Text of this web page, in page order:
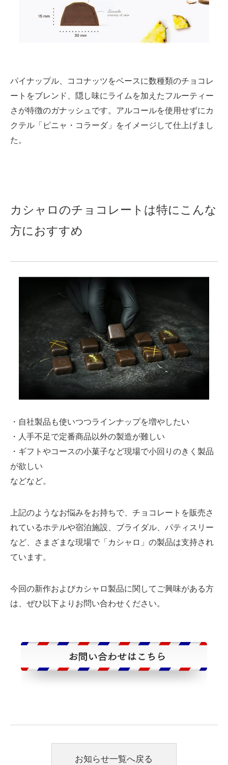
パイナップル、ココナッツをベースに数種類のチョコレ
ートをブレンド、隠し味にライムを加えたフルーティー
さが特徴のガナッシュです。アルコールを使用せずにカ
クテル「ピニャ・コラーダ」をイメージして仕上げまし
た。
カシャロのチョコレートは特にこんな
方におすすめ
・自社製品も使いつつラインナップを増やしたい
・人手不足で定番商品以外の製造が難しい
・ギフトやコースの小菓子など現場で小回りのきく製品
が欲しい
などなど。
上記のようなお悩みをお持ちで、チョコレートを販売さ
れているホテルや宿泊施設、ブライダル、パティスリー
など、さまざまな現場で「カシャロ」の製品は支持され
ています。
今回の新作およびカシャロ製品に関してご興味がある方
は、ぜひ以下よりお問い合わせください。
お知らせ一覧へ戻る